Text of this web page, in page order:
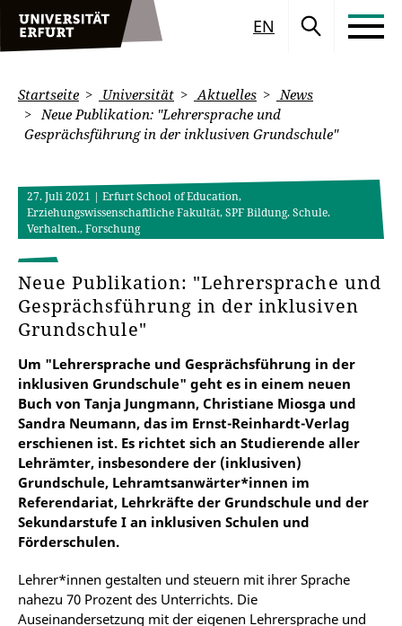
EN
Startseite Universität Aktuelles
News
Neue Publikation: "Lehrersprache und
Gesprächsführung in der inklusiven Grundschule"
27. Juli 2021 | Erfurt School of Education,
Erziehungswissenschaftliche Fakultät, SPF Bildung. Schule.
Verhalten., Forschung
Neue Publikation: "Lehrersprache und
Gesprächsführung in der inklusiven
Grundschule"
Um "Lehrersprache und Gesprächsführung in der
inklusiven Grundschule" geht es in einem neuen
Buch von Tanja Jungmann, Christiane Miosga und
Sandra Neumann, das im Ernst-Reinhardt-Verlag
erschienen ist. Es richtet sich an Studierende aller
Lehrämter, insbesondere der (inklusiven)
Grundschule, Lehramtsanwärter*innen im
Referendariat, Lehrkräfte der Grundschule und der
Sekundarstufe I an inklusiven Schulen und
Förderschulen.
Lehrer*innen gestalten und steuern mit ihrer Sprache
nahezu 70 Prozent des Unterrichts. Die
Auseinandersetzung mit der eigenen Lehrersprache und